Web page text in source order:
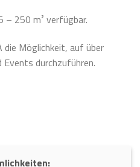
– 250 m² verfügbar.
die Möglichkeit, auf über
Events durchzuführen.